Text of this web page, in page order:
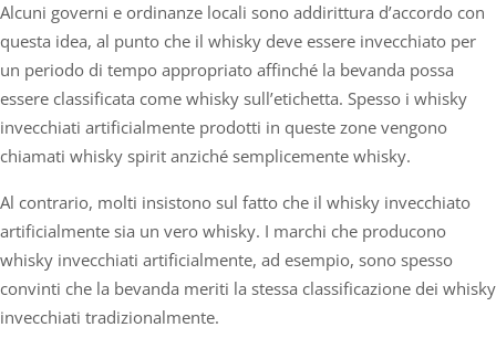
Alcuni governi e ordinanze locali sono addirittura d’accordo con
questa idea, al punto che il whisky deve essere invecchiato per
un periodo di tempo appropriato affinché la bevanda possa
essere classificata come whisky sull’etichetta. Spesso i whisky
invecchiati artificialmente prodotti in queste zone vengono
chiamati whisky spirit anziché semplicemente whisky.
Al contrario, molti insistono sul fatto che il whisky invecchiato
artificialmente sia un vero whisky. I marchi che producono
whisky invecchiati artificialmente, ad esempio, sono spesso
convinti che la bevanda meriti la stessa classificazione dei whisky
invecchiati tradizionalmente.